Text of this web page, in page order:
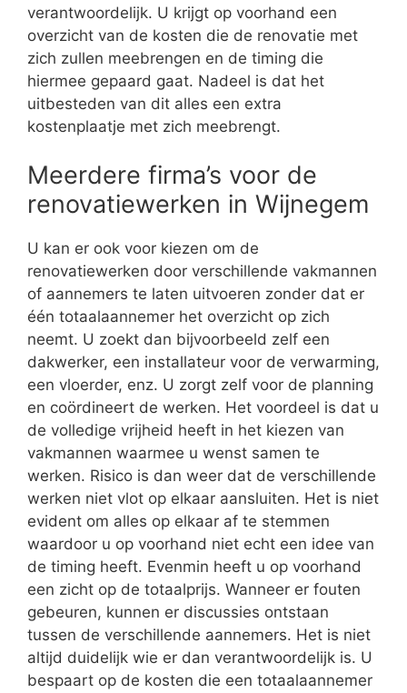
verantwoordelijk. U krijgt op voorhand een
overzicht van de kosten die de renovatie met
zich zullen meebrengen en de timing die
hiermee gepaard gaat. Nadeel is dat het
uitbesteden van dit alles een extra
kostenplaatje met zich meebrengt.
Meerdere firma’s voor de
renovatiewerken in Wijnegem
U kan er ook voor kiezen om de
renovatiewerken door verschillende vakmannen
of aannemers te laten uitvoeren zonder dat er
één totaalaannemer het overzicht op zich
neemt. U zoekt dan bijvoorbeeld zelf een
dakwerker, een installateur voor de verwarming,
een vloerder, enz. U zorgt zelf voor de planning
en coördineert de werken. Het voordeel is dat u
de volledige vrijheid heeft in het kiezen van
vakmannen waarmee u wenst samen te
werken. Risico is dan weer dat de verschillende
werken niet vlot op elkaar aansluiten. Het is niet
evident om alles op elkaar af te stemmen
waardoor u op voorhand niet echt een idee van
de timing heeft. Evenmin heeft u op voorhand
een zicht op de totaalprijs. Wanneer er fouten
gebeuren, kunnen er discussies ontstaan
tussen de verschillende aannemers. Het is niet
altijd duidelijk wie er dan verantwoordelijk is. U
bespaart op de kosten die een totaalaannemer